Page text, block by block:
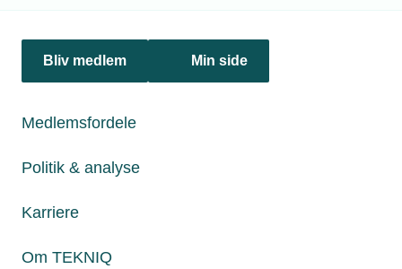
Bliv medlem Min side
Medlemsfordele
Politik & analyse
Karriere
Om TEKNIQ
færdige elementer, programmerer og
udfører kvalitetskontrol på halv- og
Industriteknikeruddannelsen
Industritekniker (maskin)
betjener computerstyrede maskiner (CNC)